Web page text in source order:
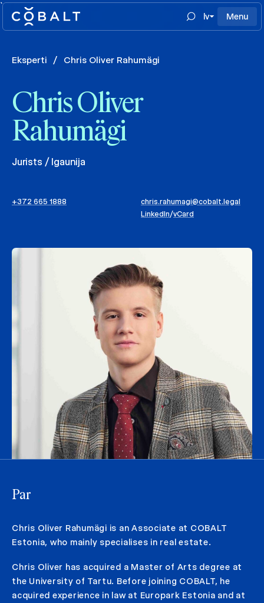
`
lv
Menu
Eksperti / Chris Oliver Rahumägi
Chris Oliver
Rahumägi
Jurists / Igaunija
+372 665 1888
chris.rahumagi@cobalt.legal
LinkedIn/vCard
Par
Chris Oliver Rahumägi is an Associate at COBALT
Estonia, who mainly specialises in real estate.
Chris Oliver has acquired a Master of Arts degree at
the University of Tartu. Before joining COBALT, he
acquired experience in law at Europark Estonia and at